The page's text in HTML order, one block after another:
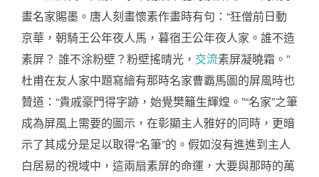
畫名家賜墨。唐人刻畫懷素作畫時有句：“狂僧前日動
京華，朝騎王公年夜人馬，暮宿王公年夜人家。誰不造
素屏？ 誰不涂粉壁？粉壁搖晴光， 交流素屏凝曉霜。”
杜甫在友人家中題寫繪有那時名家曹霸馬圖的屏風時也
贊道：“貴戚豪門得字跡，始覺樊籬生輝煌。”“名家”之筆
成為屏風上需要的圖示，在彰顯主人雅好的同時，更暗
示了其成分是足以取得“名筆”的。假如沒有進進到主人
白居易的視域中，這兩扇素屏的命運，大要與那時的萬